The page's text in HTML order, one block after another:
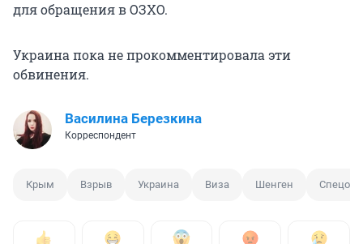
для обращения в ОЗХО.
Украина пока не прокомментировала эти
обвинения.
Василина Березкина
Корреспондент
Крым Взрыв Украина Виза Шенген